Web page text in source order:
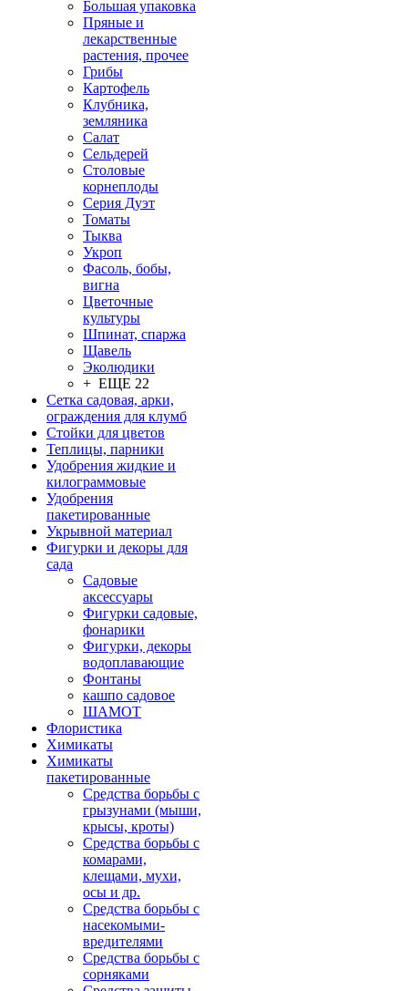
Большая упаковка
Пряные и
лекарственные
растения, прочее
Грибы
Картофель
Клубника,
земляника
Салат
Сельдерей
Столовые
корнеплоды
Серия Дуэт
Томаты
Тыква
Укроп
Фасоль, бобы,
вигна
Цветочные
культуры
Шпинат, спаржа
Щавель
Эколюдики
+ ЕЩЕ 22
Сетка садовая, арки,
ограждения для клумб
Стойки для цветов
Теплицы, парники
Удобрения жидкие и
килограммовые
Удобрения
пакетированные
Укрывной материал
Фигурки и декоры для
сада
Садовые
аксессуары
Фигурки садовые,
фонарики
Фигурки, декоры
водоплавающие
Фонтаны
кашпо садовое
ШАМОТ
Флористика
Химикаты
Химикаты
пакетированные
Средства борьбы с
грызунами (мыши,
крысы, кроты)
Средства борьбы с
комарами,
клещами, мухи,
осы и др.
Средства борьбы с
насекомыми-
вредителями
Средства борьбы с
сорняками